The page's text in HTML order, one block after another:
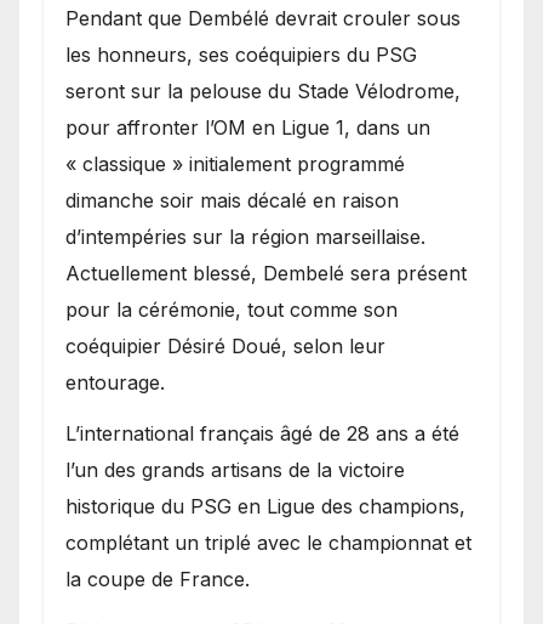
Pendant que Dembélé devrait crouler sous
les honneurs, ses coéquipiers du PSG
seront sur la pelouse du Stade Vélodrome,
pour affronter l’OM en Ligue 1, dans un
« classique » initialement programmé
dimanche soir mais décalé en raison
d’intempéries sur la région marseillaise.
Actuellement blessé, Dembelé sera présent
pour la cérémonie, tout comme son
coéquipier Désiré Doué, selon leur
entourage.
L’international français âgé de 28 ans a été
l’un des grands artisans de la victoire
historique du PSG en Ligue des champions,
complétant un triplé avec le championnat et
la coupe de France.